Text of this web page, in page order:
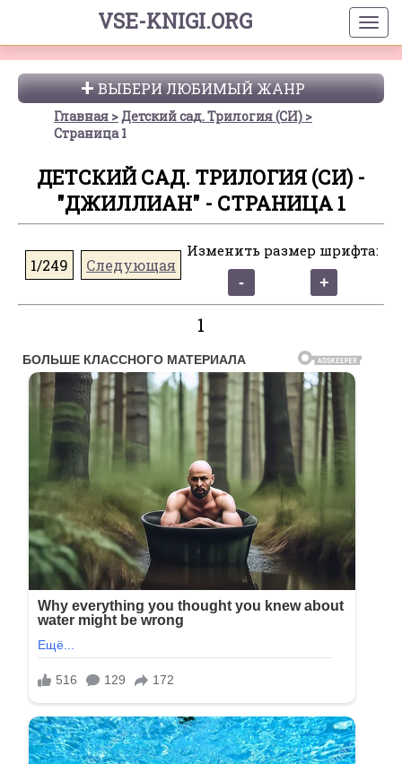
VSE-KNIGI.ORG
ВЫБЕРИ ЛЮБИМЫЙ ЖАНР
Главная
Детский сад. Трилогия (СИ)
Страница 1
ДЕТСКИЙ САД. ТРИЛОГИЯ (СИ) -
"ДЖИЛЛИАН" - СТРАНИЦА 1
1/249 Следующая
Изменить размер шрифта:
1